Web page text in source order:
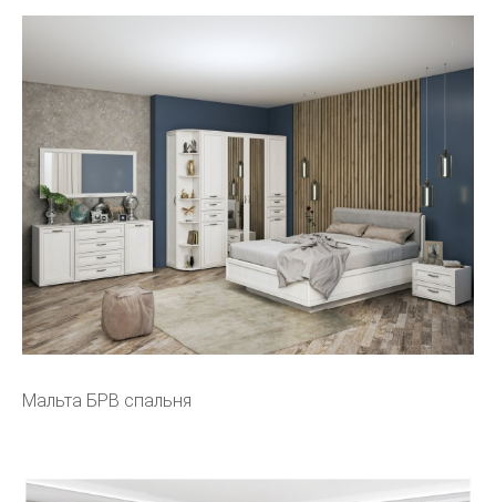
Мальта БРВ спальня